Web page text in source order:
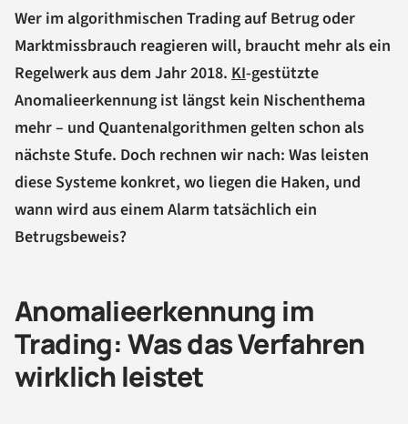
Wer im algorithmischen Trading auf Betrug oder
Marktmissbrauch reagieren will, braucht mehr als ein
Regelwerk aus dem Jahr 2018. KI-gestützte
Anomalieerkennung ist längst kein Nischenthema
mehr – und Quantenalgorithmen gelten schon als
nächste Stufe. Doch rechnen wir nach: Was leisten
diese Systeme konkret, wo liegen die Haken, und
wann wird aus einem Alarm tatsächlich ein
Betrugsbeweis?
Anomalieerkennung im
Trading: Was das Verfahren
wirklich leistet